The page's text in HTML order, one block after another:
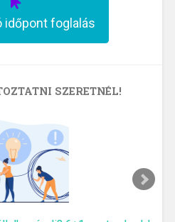
időpont foglalás
SZERETNÉL!